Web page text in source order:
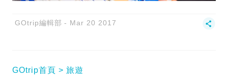
GOtrip編輯部 Mar 20 2017
GOtrip首頁 旅遊